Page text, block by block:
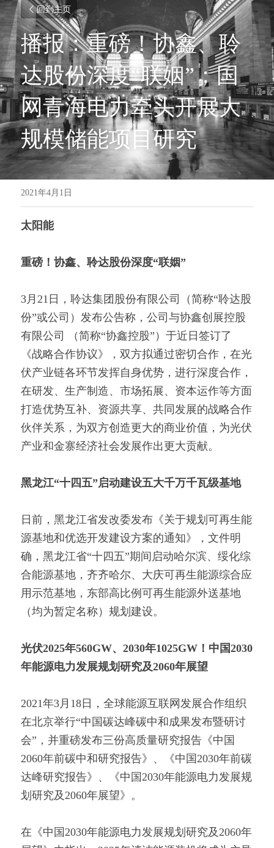
回到主页
播报：重磅！协鑫、聆
达股份深度“联姻”；国
网青海电力牵头开展大
规模储能项目研究
2021年4月1日
太阳能
重磅！协鑫、聆达股份深度“联姻”
3月21日，聆达集团股份有限公司（简称“聆达股
份”或公司）发布公告称，公司与协鑫创展控股
有限公司 （简称“协鑫控股”）于近日签订了
《战略合作协议》，双方拟通过密切合作，在光
伏产业链各环节发挥自身优势，进行深度合作，
在研发、生产制造、市场拓展、资本运作等方面
打造优势互补、资源共享、共同发展的战略合作
伙伴关系，为双方创造更大的商业价值，为光伏
产业和金寨经济社会发展作出更大贡献。
黑龙江“十四五”启动建设五大千万千瓦级基地
日前，黑龙江省发改委发布《关于规划可再生能
源基地和优选开发建设方案的通知》，文件明
确，黑龙江省“十四五”期间启动哈尔滨、绥化综
合能源基地，齐齐哈尔、大庆可再生能源综合应
用示范基地，东部高比例可再生能源外送基地
（均为暂定名称）规划建设。
光伏2025年560GW、2030年1025GW！中国2030
年能源电力发展规划研究及2060年展望
2021年3月18日，全球能源互联网发展合作组织
在北京举行“中国碳达峰碳中和成果发布暨研讨
会”，并重磅发布三份高质量研究报告《中国
2060年前碳中和研究报告》、《中国2030年前碳
达峰研究报告》、《中国2030年能源电力发展规
划研究及2060年展望》。
在《中国2030年能源电力发展规划研究及2060年